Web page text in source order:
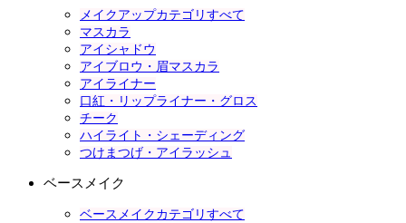
メイクアップカテゴリすべて
マスカラ
アイシャドウ
アイブロウ・眉マスカラ
アイライナー
口紅・リップライナー・グロス
チーク
ハイライト・シェーディング
つけまつげ・アイラッシュ
ベースメイク
ベースメイクカテゴリすべて